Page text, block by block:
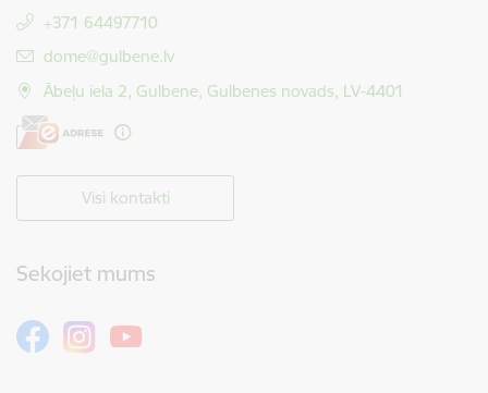
+371 64497710
E-pasts:
dome@gulbene.lv
Ābeļu iela 2, Gulbene, Gulbenes novads, LV-4401
Visi kontakti
Sekojiet mums